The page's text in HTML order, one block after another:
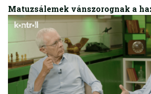
Matuzsálemek vánszorognak a